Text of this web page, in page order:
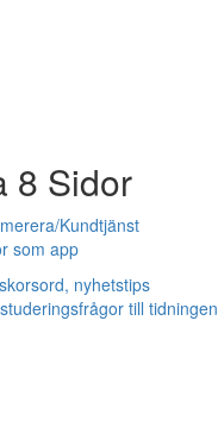
8 Sidor
Kundtjänst
som app
nyhetstips
till tidningen